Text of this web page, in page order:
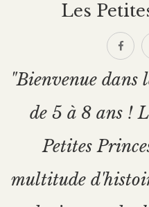
Les
"Bienvenue dans
de 5 à 8 ans !
Petites
multitude